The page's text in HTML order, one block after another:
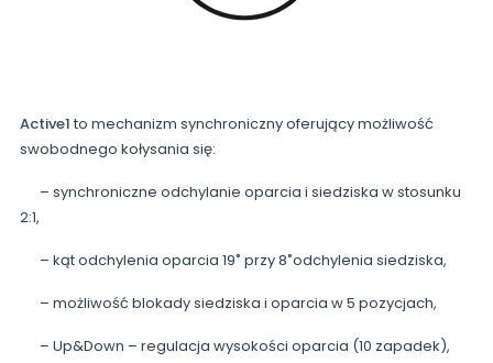
Active1to mechanizm synchroniczny oferujący możliwość
swobodnego kołysania się:
– synchroniczne odchylanie oparcia i siedziska w stosunku
2:1,
– kąt odchylenia oparcia 19˚ przy 8˚odchylenia siedziska,
– możliwość blokady siedziska i oparcia w 5 pozycjach,
– Up&Down – regulacja wysokości oparcia (10 zapadek),